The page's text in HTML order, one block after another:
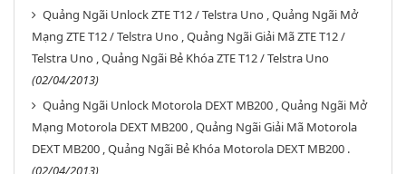
Quảng Ngãi Unlock ZTE T12 / Telstra Uno , Quảng Ngãi Mở
Mạng ZTE T12 / Telstra Uno , Quảng Ngãi Giải Mã ZTE T12 /
Telstra Uno , Quảng Ngãi Bẻ Khóa ZTE T12 / Telstra Uno
(02/04/2013)
Quảng Ngãi Unlock Motorola DEXT MB200 , Quảng Ngãi Mở
Mạng Motorola DEXT MB200 , Quảng Ngãi Giải Mã Motorola
DEXT MB200 , Quảng Ngãi Bẻ Khóa Motorola DEXT MB200 .
(02/04/2013)